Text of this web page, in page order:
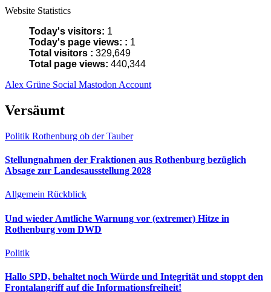
Website Statistics
Today's visitors: 1
Today's page views: : 1
Total visitors : 329,649
Total page views: 440,344
Alex Grüne Social Mastodon Account
Versäumt
Politik Rothenburg ob der Tauber
Stellungnahmen der Fraktionen aus Rothenburg bezüglich
Absage zur Landesausstellung 2028
Allgemein Rückblick
Und wieder Amtliche Warnung vor (extremer) Hitze in
Rothenburg vom DWD
Politik
Hallo SPD, behaltet noch Würde und Integrität und stoppt den
Frontalangriff auf die Informationsfreiheit!